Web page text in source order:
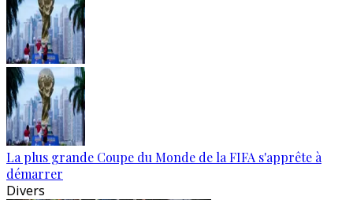
La plus grande Coupe du Monde de la FIFA s'apprête à
démarrer
Divers